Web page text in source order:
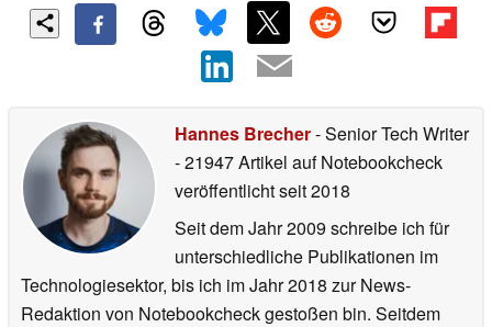
Hannes Brecher- Senior Tech Writer
- 21947 Artikel auf Notebookcheck
veröffentlichtseit 2018
Seit dem Jahr 2009 schreibe ich für
unterschiedliche Publikationen im
Technologiesektor, bis ich im Jahr 2018 zur News-
Redaktion von Notebookcheck gestoßen bin. Seitdem